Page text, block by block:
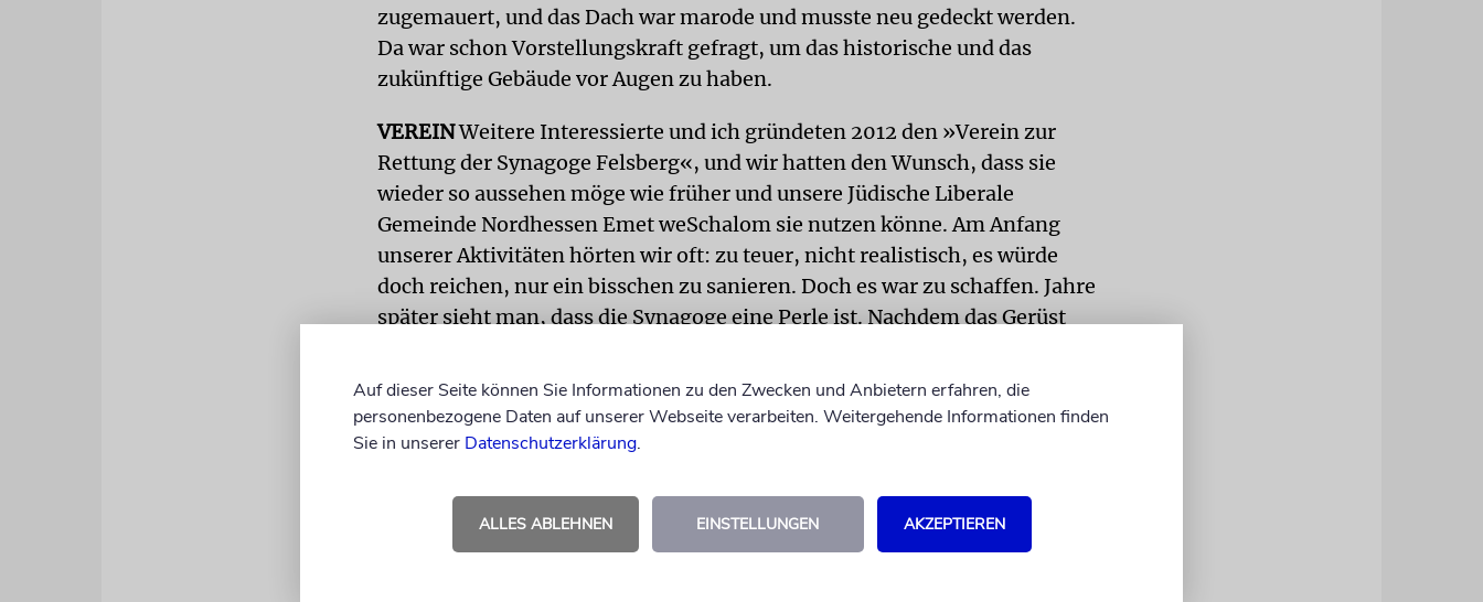
zugemauert, und das Dach war marode und musste neu gedeckt werden.
Da war schon Vorstellungskraft gefragt, um das historische und das
zukünftige Gebäude vor Augen zu haben.
VEREINWeitere Interessierte und ich gründeten 2012 den »Verein zur
Rettung der Synagoge Felsberg«, und wir hatten den Wunsch, dass sie
wieder so aussehen möge wie früher und unsere Jüdische Liberale
Gemeinde Nordhessen Emet weSchalom sie nutzen könne. Am Anfang
unserer Aktivitäten hörten wir oft: zu teuer, nicht realistisch, es würde
doch reichen, nur ein bisschen zu sanieren. Doch es war zu schaffen. Jahre
später sieht man, dass die Synagoge eine Perle ist. Nachdem das Gerüst
gebautes Haus steht – so schön ist es wieder geworden. Während der
Bauarbeiten kam die Gemeinde im ehemaligen Rathaus unter.
Die Synagoge ist eine Perle. Manche
Felsberger fragen sich, ob da ein neu
Auf dieser Seite können Sie Informationen zu den Zwecken und Anbietern erfahren, die
personenbezogene Daten auf unserer Webseite verarbeiten. Weitergehende Informationen finden
Sie in unserer Datenschutzerklärung.
ALLES ABLEHNEN EINSTELLUNGEN AKZEPTIEREN